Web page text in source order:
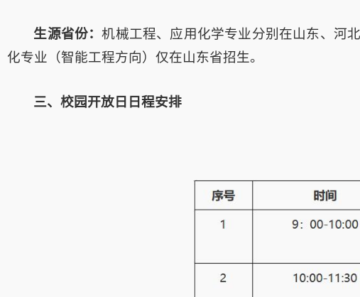
生源省份：机械工程、应用化学专业分别在山东、河
化专业（智能工程方向）仅在山东省招生。
三、校园开放日日程安排